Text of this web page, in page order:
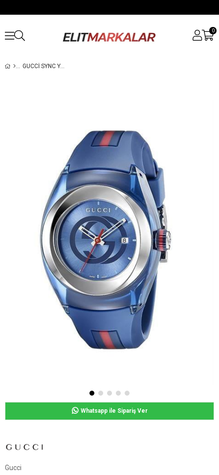
0
GUCCI SYNC YA137304 KADIN KOL SAATI
Whatsapp ile Sipariş Ver
Gucci